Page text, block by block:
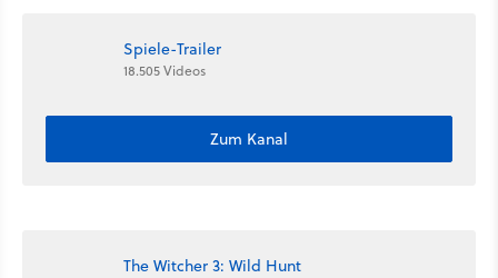
Spiele-Trailer
18.505 Videos
Zum Kanal
The Witcher 3: Wild Hunt